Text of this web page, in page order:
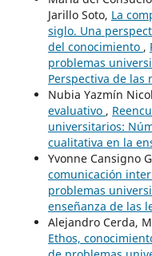
Jarillo Soto, La
siglo. Una
del conocimiento ,
problemas
Perspectiva de las
Nubia Yazmín
evaluativo ,
universitarios:
cualitativa en la
Yvonne Cansigno
comunicación
problemas
enseñanza de las
Alejandro Cerda,
Ethos,